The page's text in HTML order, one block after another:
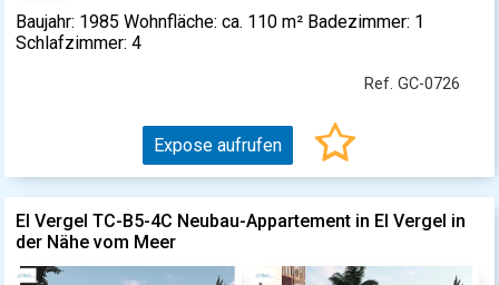
Baujahr: 1985 Wohnfläche: ca. 110 m² Badezimmer: 1
Schlafzimmer: 4
Ref. GC-0726
Expose aufrufen
El Vergel TC-B5-4C Neubau-Appartement in El Vergel in
der Nähe vom Meer